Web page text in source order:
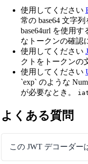
使用してください
常の base64 文字
base64url を使用
なトークンの確認
使用してください
クトをトークンの
使用してください
`exp` のような
が必要なとき。
よくある質問
この JWT デコーダー